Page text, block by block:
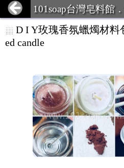
101soap台灣皂料館
INE ID:101Soap 客
D I Y玫瑰香氛蠟燭材料
ed candle